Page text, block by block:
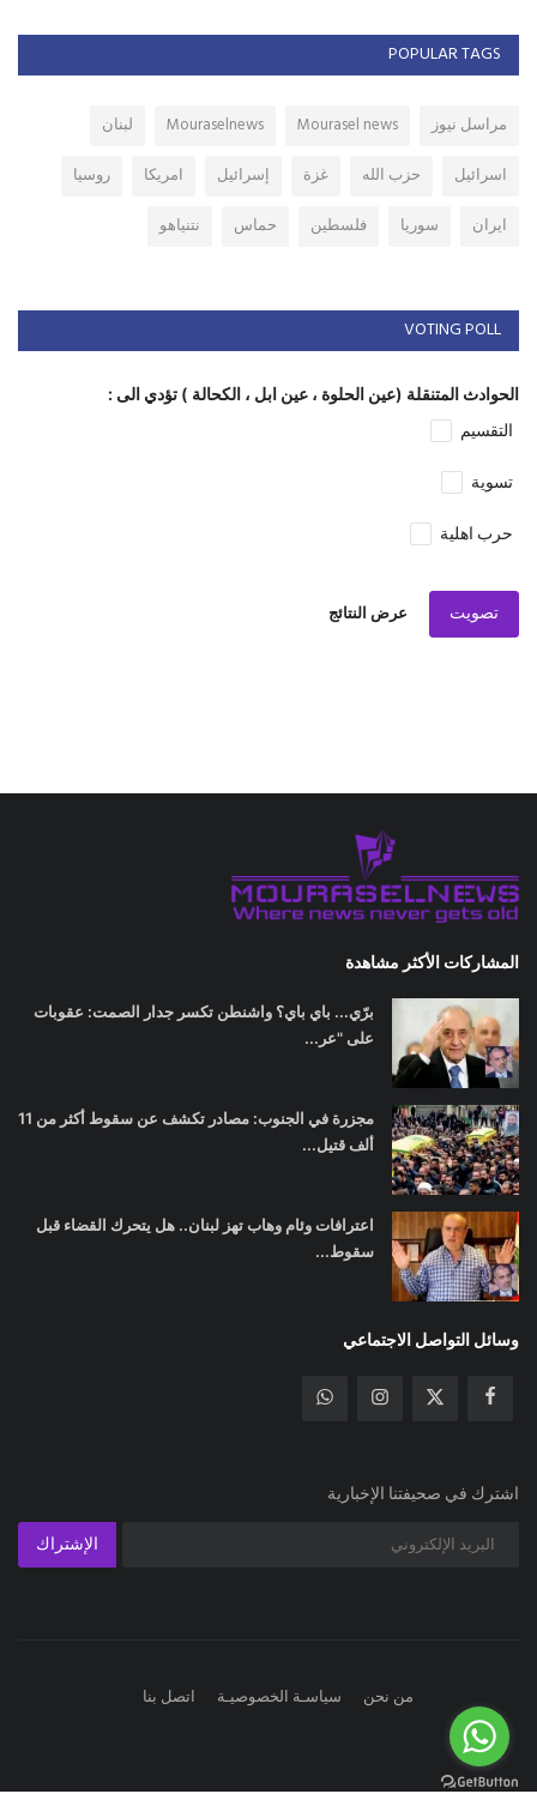
POPULAR TAGS
مراسل نيوز Mourasel news
Mouraselnews
لبنان
اسرائيل
حزب الله غزة إسرائيل امريكا
روسيا
ايران
سوريا فلسطين حماس نتنياهو
VOTING POLL
الحوادث المتنقلة (عين الحلوة ، عين ابل ، الكحالة ) تؤدي الى :
التقسيم
تسوية
حرب اهلية
تصويت عرض النتائج
المشاركات الأكثر مشاهدة
برّي... باي باي؟ واشنطن تكسر جدار الصمت: عقوبات
على "عر...
مجزرة في الجنوب: مصادر تكشف عن سقوط أكثر من 11
ألف قتيل...
اعترافات وئام وهاب تهز لبنان.. هل يتحرك القضاء قبل
سقوط...
وسائل التواصل الاجتماعي
اشترك في صحيفتنا الإخبارية
الإشتراك
من نحن سياسـة الخصوصيـة اتصل بنا